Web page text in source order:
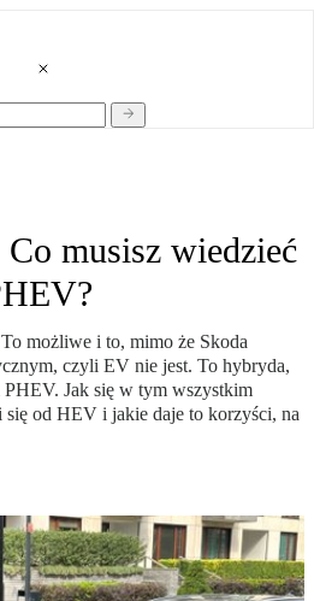
musisz wiedzieć
możliwe i to, mimo że Skoda
czyli EV nie jest. To hybryda,
Jak się w tym wszystkim
się od HEV i jakie daje to korzyści, na